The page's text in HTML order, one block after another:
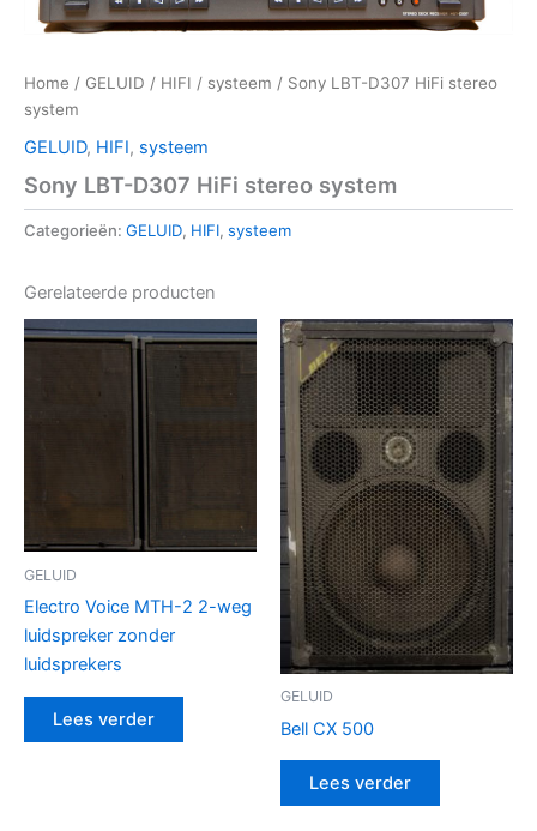
Home / GELUID / HIFI / systeem / Sony LBT-D307 HiFi stereo
system
GELUID, HIFI, systeem
Sony LBT-D307 HiFi stereo system
Categorieën: GELUID, HIFI, systeem
Gerelateerde producten
GELUID
Electro Voice MTH-2 2-weg
luidspreker zonder
luidsprekers
Lees verder
GELUID
Bell CX 500
Lees verder